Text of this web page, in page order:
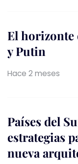
El horizonte
y Putin
Hace 2 meses
Países del
estrategias
nueva